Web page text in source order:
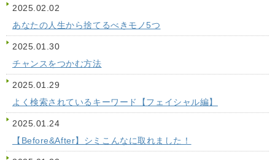
2025.02.02
あなたの人生から捨てるべきモノ5つ
2025.01.30
チャンスをつかむ方法
2025.01.29
よく検索されているキーワード【フェイシャル編】
2025.01.24
【Before&After】シミこんなに取れました！